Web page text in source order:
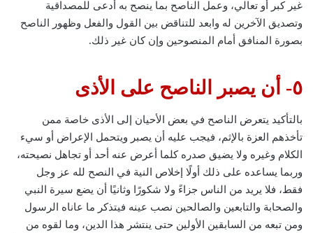
غير كبر أو تعالي، وعمل الناصح بما ينصح به أدعى للمصداقية
وتصديق الآخرين له وابعد للتناقض بين القول والفعل وظهور الناصح
بصورة المنافق أمام المنصوحين وإن كان غير ذلك.
٥- أن يصبر الناصح على الأذى
بالتأكيد يتعرض الناصح في بعض الأحيان إلى الأذى خاصة ممن
تأخذهم العزة بالإثم، فيجب عليه أن يصبر ويتحمل الإعراض أو سيء
الكلام وغيره ولا يضيق صدره كلما أعرض عنه أحد أو تجاهل نصيحته،
وربما يساعده على ذلك أولًا إخلاص النية في النصح لله عز وجل
فقط، فلا يريد من الناس جزاءً ولا شكورًا وثانيًا أن يضع سيرة النبي
والصحابة والتابعين والصالحين نصب عينه فيتذكر ما عاناه الرسول
ومن تبعه من السابقين الأولين حتى ينتشر هذا الدين، وما لقوه من